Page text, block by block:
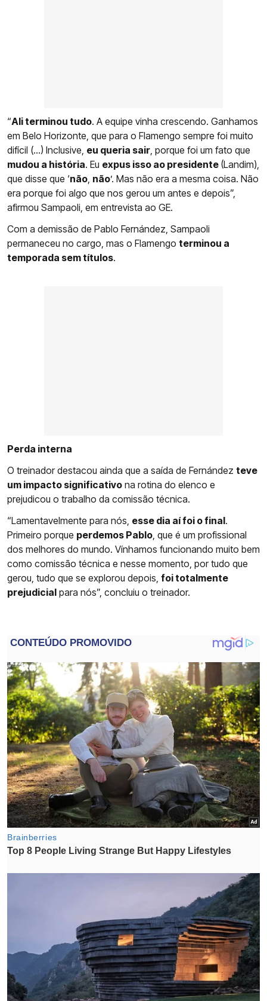
“Ali terminou tudo. A equipe vinha crescendo. Ganhamos
em Belo Horizonte, que para o Flamengo sempre foi muito
difícil (...) Inclusive, eu queria sair, porque foi um fato que
mudou a história. Eu expus isso ao presidente (Landim),
que disse que ‘não, não’. Mas não era a mesma coisa. Não
era porque foi algo que nos gerou um antes e depois”,
afirmou Sampaoli, em entrevista ao GE.
Com a demissão de Pablo Fernández, Sampaoli
permaneceu no cargo, mas o Flamengo terminou a
temporada sem títulos.
Perda interna
O treinador destacou ainda que a saída de Fernández teve
um impacto significativo na rotina do elenco e
prejudicou o trabalho da comissão técnica.
“Lamentavelmente para nós, esse dia aí foi o final.
Primeiro porque perdemos Pablo, que é um profissional
dos melhores do mundo. Vínhamos funcionando muito bem
como comissão técnica e nesse momento, por tudo que
gerou, tudo que se explorou depois, foi totalmente
prejudicial para nós”, concluiu o treinador.